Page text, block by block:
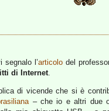
l’articolo del
di Internet.
di vicende che si è
– che io e altri due o